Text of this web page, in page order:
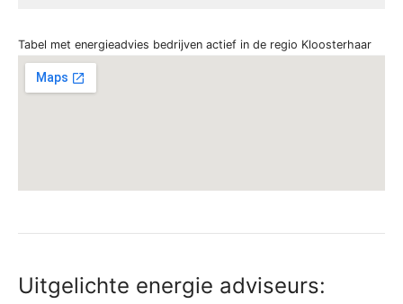
Tabel met energieadvies bedrijven actief in de regio Kloosterhaar
Uitgelichte energie adviseurs: